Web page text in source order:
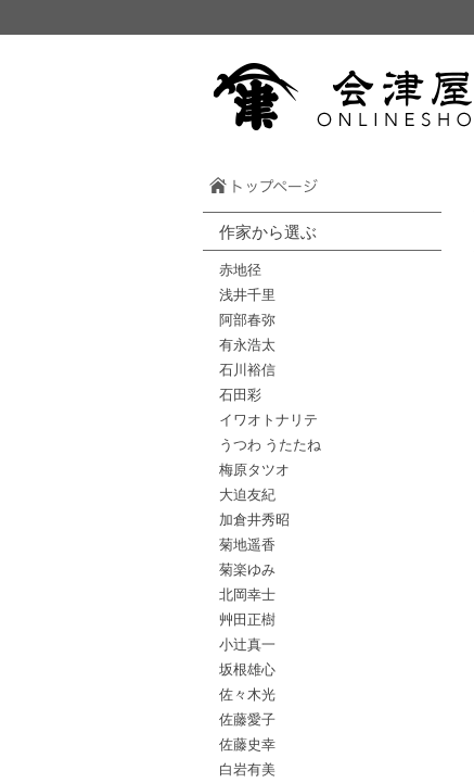
作家から選ぶ
赤地径
浅井千里
阿部春弥
有永浩太
石川裕信
石田彩
イワオトナリテ
うつわ うたたね
梅原タツオ
大迫友紀
加倉井秀昭
菊地遥香
菊楽ゆみ
北岡幸士
艸田正樹
小辻真一
坂根雄心
佐々木光
佐藤愛子
佐藤史幸
白岩有美